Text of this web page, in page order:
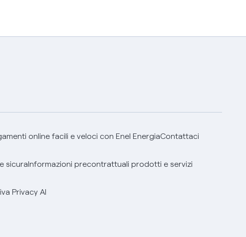
online facili e veloci con Enel EnergiaContattaci
sicuraInformazioni precontrattuali prodotti e servizi
Privacy AI